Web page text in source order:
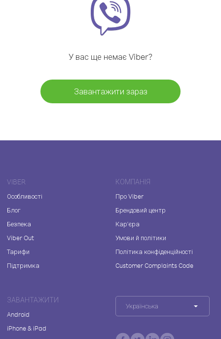
У вас ще немає Viber?
Завантажити зараз
VIBER
Особливості
Блог
Безпека
Viber Out
Тарифи
Підтримка
КОМПАНІЯ
Про Viber
Брендовий центр
Кар'єра
Умови й політики
Політика конфіденційності
Customer Complaints Code
ЗАВАНТАЖИТИ
Android
iPhone & iPad
Українська